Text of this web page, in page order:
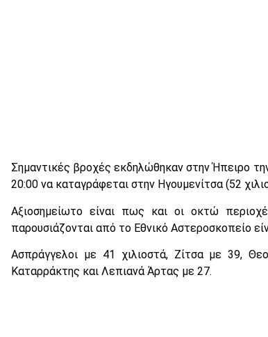
Σημαντικές βροχές εκδηλώθηκαν στην Ήπειρο
20:00 να καταγράφεται στην Ηγουμενίτσα (52
Αξιοσημείωτο είναι πως και οι οκτώ
παρουσιάζονται από το Εθνικό Αστεροσκοπείο
Ασπράγγελοι με 41 χιλιοστά, Ζίτσα με 39,
Καταρράκτης και Λεπιανά Άρτας με 27.